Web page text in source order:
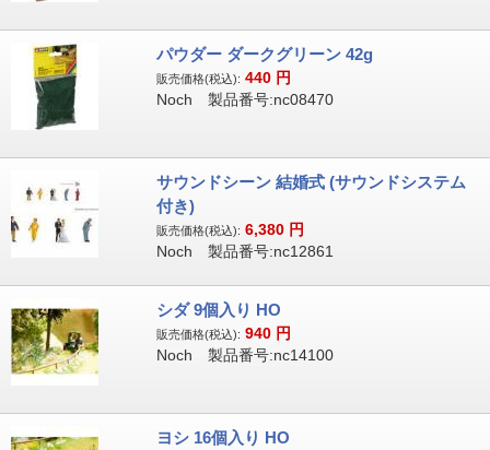
パウダー ダークグリーン 42g
販売価格(税込): 440 円
Noch 製品番号:nc08470
サウンドシーン 結婚式 (サウンドシステム
付き)
販売価格(税込): 6,380 円
Noch 製品番号:nc12861
シダ 9個入り HO
販売価格(税込): 940 円
Noch 製品番号:nc14100
ヨシ 16個入り HO